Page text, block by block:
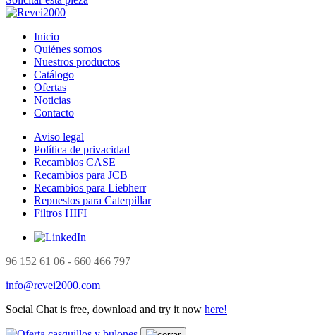
Inicio
Quiénes somos
Nuestros productos
Catálogo
Ofertas
Noticias
Contacto
Aviso legal
Política de privacidad
Recambios CASE
Recambios para JCB
Recambios para Liebherr
Repuestos para Caterpillar
Filtros HIFI
96 152 61 06 - 660 466 797
info@revei2000.com
Social Chat is free, download and try it now here!